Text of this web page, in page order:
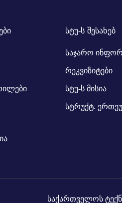
ᲡᲢᲣ-Ს ᲨᲔᲡᲐᲮᲔᲑ
საჯარო
რეკვიზიტები
სტუ-ს მისია
სტრუქტ.
საქართველოს